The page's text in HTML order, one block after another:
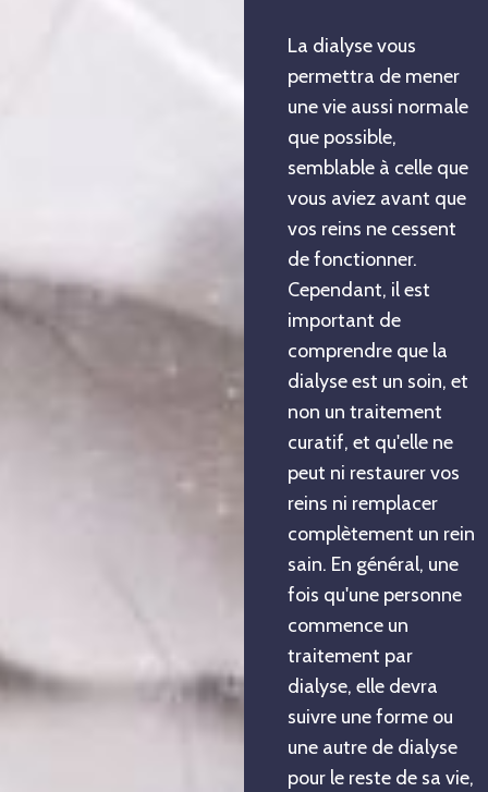
La dialyse vous
permettra de mener
une vie aussi normale
que possible,
semblable à celle que
vous aviez avant que
vos reins ne cessent
de fonctionner.
Cependant, il est
important de
comprendre que la
dialyse est un soin, et
non un traitement
curatif, et qu'elle ne
peut ni restaurer vos
reins ni remplacer
complètement un rein
sain. En général, une
fois qu'une personne
commence un
traitement par
dialyse, elle devra
suivre une forme ou
une autre de dialyse
pour le reste de sa vie,